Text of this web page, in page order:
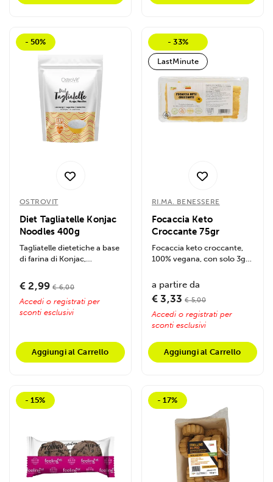
- 50%
OSTROVIT
Diet Tagliatelle Konjac
Noodles 400g
Tagliatelle dietetiche a base
di farina di Konjac,
€ 2,99 € 6,00
Accedi o registrati per
sconti esclusivi
Aggiungi al Carrello
- 33%
LastMinute
RI.MA. BENESSERE
Focaccia Keto
Croccante 75gr
Focaccia keto croccante,
100% vegana, con solo 3g
Ricca di...
a partire da
€ 3,33 € 5,00
Accedi o registrati per
sconti esclusivi
Aggiungi al Carrello
- 15% - 17%